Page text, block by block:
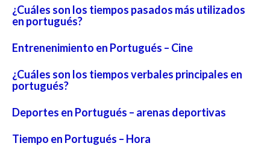
¿Cuáles son los tiempos pasados más utilizados
en portugués?
Entrenenimiento en Portugués – Cine
¿Cuáles son los tiempos verbales principales en
portugués?
Deportes en Portugués – arenas deportivas
Tiempo en Portugués – Hora